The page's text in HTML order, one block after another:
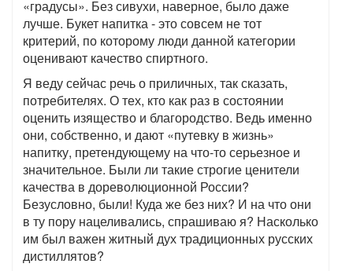
«градусы». Без сивухи, наверное, было даже
лучше. Букет напитка - это совсем не тот
критерий, по которому люди данной категории
оценивают качество спиртного.
Я веду сейчас речь о приличных, так сказать,
потребителях. О тех, кто как раз в состоянии
оценить изящество и благородство. Ведь именно
они, собственно, и дают «путевку в жизнь»
напитку, претендующему на что-то серьезное и
значительное. Были ли такие строгие ценители
качества в дореволюционной России?
Безусловно, были! Куда же без них? И на что они
в ту пору нацеливались, спрашиваю я? Насколько
им был важен житный дух традиционных русских
дистиллятов?